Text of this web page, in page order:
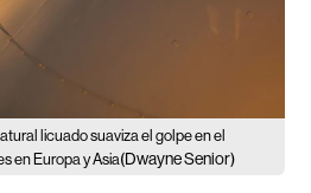
licuado suaviza el golpe en el
en Europa y Asia(Dwayne Senior)